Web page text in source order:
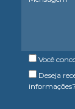
Você
Deseja
informações?